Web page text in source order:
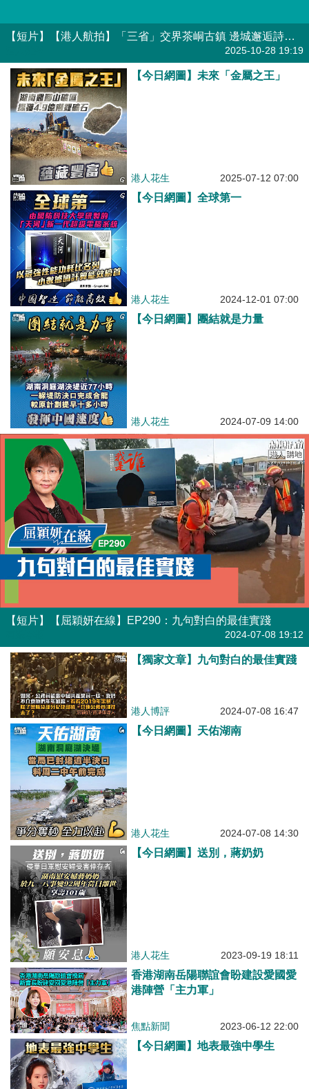
【短片】【港人航拍】「三省」交界茶峒古鎮 邊城邂逅詩與遠方
2025-10-28 19:19
【今日網圖】未來「金屬之王」
港人花生 2025-07-12 07:00
【今日網圖】全球第一
港人花生 2024-12-01 07:00
【今日網圖】團結就是力量
港人花生 2024-07-09 14:00
【短片】【屈穎妍在線】EP290：九句對白的最佳實踐
2024-07-08 19:12
【獨家文章】九句對白的最佳實踐
港人博評 2024-07-08 16:47
【今日網圖】天佑湖南
港人花生 2024-07-08 14:30
【今日網圖】送別，蔣奶奶
港人花生 2023-09-19 18:11
香港湖南岳陽聯誼會盼建設愛國愛
港陣營「主力軍」
焦點新聞 2023-06-12 22:00
【今日網圖】地表最強中學生